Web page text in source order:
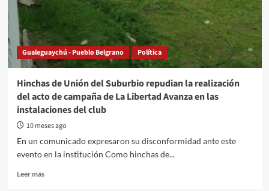
Gualeguaychú - Pueblo Belgrano Política
Hinchas de Unión del Suburbio repudian la realización
del acto de campaña de La Libertad Avanza en las
instalaciones del club
10 meses ago
En un comunicado expresaron su disconformidad ante este
evento en la institución Como hinchas de...
Leer másRead